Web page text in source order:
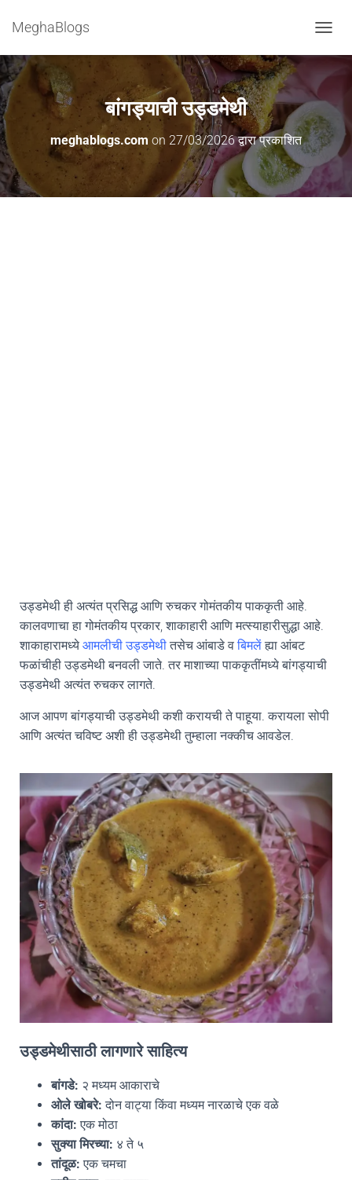
MeghaBlogs
ग
व्हि
श
न
बांगड्याची उड्डमेथी
meghablogs.com on 27/03/2026द्वारा प्रकाशित
उड्डमेथी ही अत्यंत प्रसिद्ध आणि रुचकर गोमंतकीय पाककृती आहे.
कालवणाचा हा गोमंतकीय प्रकार, शाकाहारी आणि मत्स्याहारीसुद्धा आहे.
शाकाहारामध्ये आमलीची उड्डमेथीतसेच आंबाडे वबिमलेंह्या आंबट
फळांचीही उड्डमेथी बनवली जाते. तर माशाच्या पाककृतींमध्ये बांगड्याची
उड्डमेथी अत्यंत रुचकर लागते.
आज आपण बांगड्याची उड्डमेथी कशी करायची ते पाहूया. करायला सोपी
आणि अत्यंत चविष्ट अशी ही उड्डमेथी तुम्हाला नक्कीच आवडेल.
उड्डमेथीसाठी लागणारे साहित्य
बांगडे: २ मध्यम आकाराचे
ओले खोबरे: दोन वाट्या किंवा मध्यम नारळाचे एक वळे
कांदा: एक मोठा
सुक्या मिरच्या: ४ ते ५
तांदूळ: एक चमचा